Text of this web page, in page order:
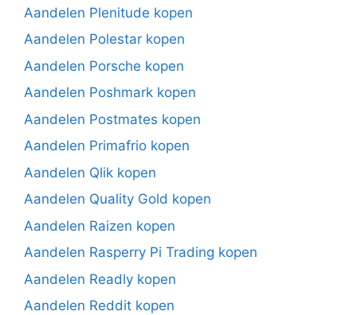
Aandelen Plenitude kopen
Aandelen Polestar kopen
Aandelen Porsche kopen
Aandelen Poshmark kopen
Aandelen Postmates kopen
Aandelen Primafrio kopen
Aandelen Qlik kopen
Aandelen Quality Gold kopen
Aandelen Raizen kopen
Aandelen Rasperry Pi Trading kopen
Aandelen Readly kopen
Aandelen Reddit kopen